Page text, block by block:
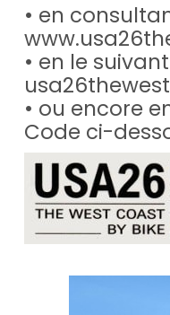
• en
• en le
• ou encore
Code ci-